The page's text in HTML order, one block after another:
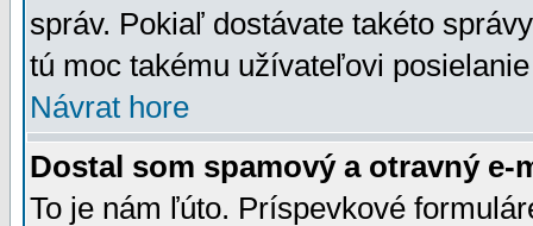
správ. Pokiaľ dostávate takéto
tú moc takému užívateľovi
Návrat hore
Dostal som spamový a otravný e-
To je nám ľúto. Príspevkové